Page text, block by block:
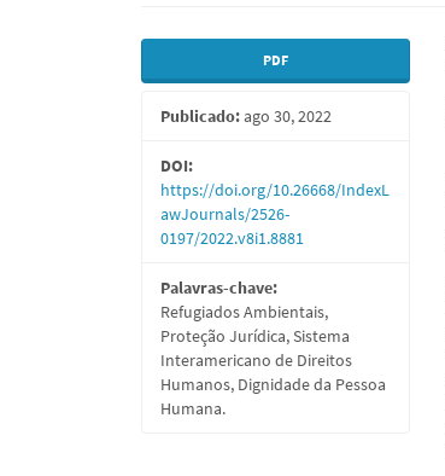
Barra
lateral
de
artigos
PDF
Publicado:ago 30, 2022
DOI:
https://doi.org/10.26668/IndexL
awJournals/2526-
0197/2022.v8i1.8881
Palavras-chave:
Refugiados Ambientais,
Proteção Jurídica, Sistema
Interamericano de Direitos
Humanos, Dignidade da Pessoa
Humana.